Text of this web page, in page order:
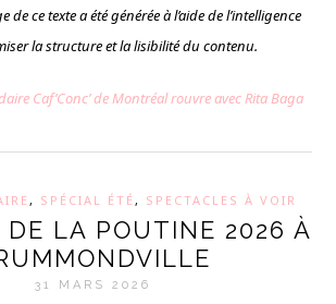
de ce texte a été générée à l’aide de l’intelligence
la structure et la lisibilité du contenu.
Caf’Conc’ de Montréal rouvre avec Rita Baga
, SPÉCIAL ÉTÉ , SPECTACLES À VOIR
DE LA POUTINE 2026 À
31 MARS 2026